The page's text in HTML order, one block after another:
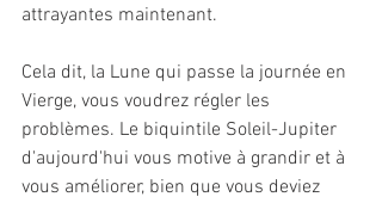
attrayantes maintenant.
Cela dit, la Lune qui passe la journée en
Vierge, vous voudrez régler les
problèmes. Le biquintile Soleil-Jupiter
d'aujourd'hui vous motive à grandir et à
vous améliorer, bien que vous deviez